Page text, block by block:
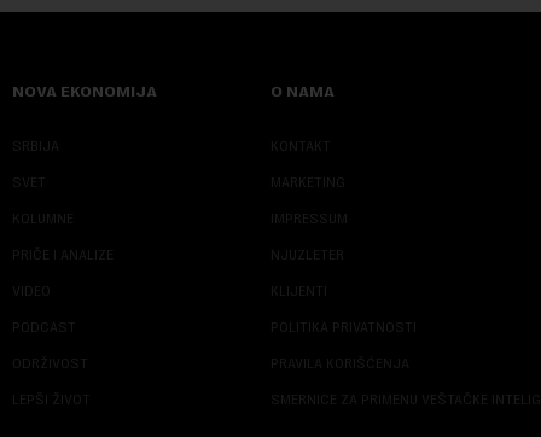
NOVA EKONOMIJA
SRBIJA
SVET
KOLUMNE
PRIČE I ANALIZE
VIDEO
PODCAST
ODRŽIVOST
LEPŠI ŽIVOT
O NAMA
KONTAKT
MARKETING
IMPRESSUM
NJUZLETER
KLIJENTI
POLITIKA PRIVATNOSTI
PRAVILA KORIŠĆENJA
SMERNICE ZA PRIMENU VEŠTAČKE